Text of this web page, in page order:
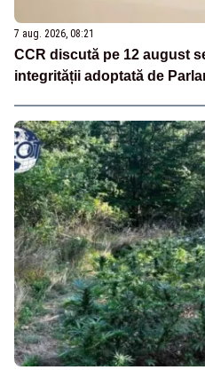
7 aug. 2026, 08:21
CCR discută pe 12 august
integrității adoptată de